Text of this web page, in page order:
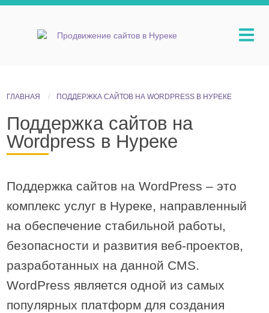
ГЛАВНАЯ ПОДДЕРЖКА САЙТОВ НА WORDPRESS В НУРЕКЕ
Поддержка сайтов на
Wordpress в Нуреке
Поддержка сайтов на WordPress – это
комплекс услуг в Нуреке, направленный
на обеспечение стабильной работы,
безопасности и развития веб-проектов,
разработанных на данной CMS.
WordPress является одной из самых
популярных платформ для создания